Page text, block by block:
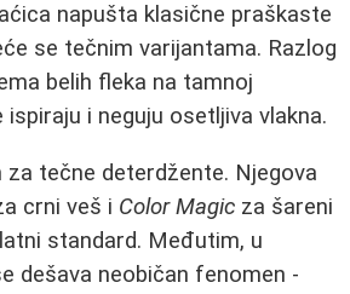
napušta klasične praškaste
se tečnim varijantama. Razlog
belih fleka na tamnoj
ispiraju i neguju osetljiva vlakna.
za tečne deterdžente. Njegova
crni veš i Color Magic za šareni
standard. Međutim, u
dešava neobičan fenomen -